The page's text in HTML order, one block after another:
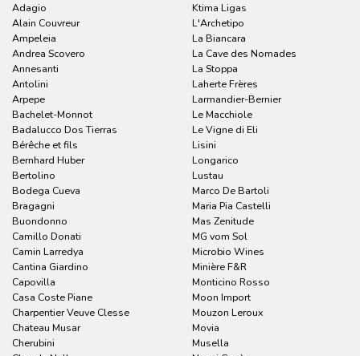
Adagio
Alain Couvreur
Ampeleia
Andrea Scovero
Annesanti
Antolini
Arpepe
Bachelet-Monnot
Badalucco Dos Tierras
Bérêche et fils
Bernhard Huber
Bertolino
Bodega Cueva
Bragagni
Buondonno
Camillo Donati
Camin Larredya
Cantina Giardino
Capovilla
Casa Coste Piane
Charpentier Veuve Clesse
Chateau Musar
Cherubini
Ktima Ligas
L'Archetipo
La Biancara
La Cave des Nomades
La Stoppa
Laherte Frères
Larmandier-Bernier
Le Macchiole
Le Vigne di Eli
Lisini
Longarico
Lustau
Marco De Bartoli
Maria Pia Castelli
Mas Zenitude
MG vom Sol
Microbio Wines
Minière F&R
Monticino Rosso
Moon Import
Mouzon Leroux
Movia
Musella